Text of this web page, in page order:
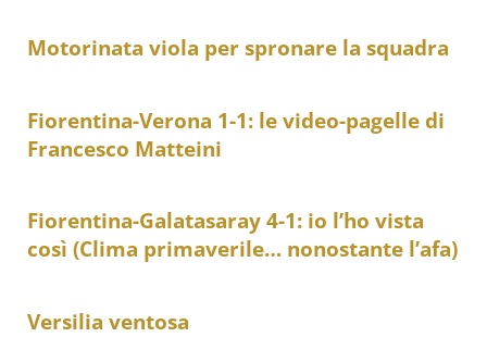
Motorinata viola per spronare la squadra
Fiorentina-Verona 1-1: le video-pagelle di
Francesco Matteini
Fiorentina-Galatasaray 4-1: io l’ho vista
così (Clima primaverile… nonostante l’afa)
Versilia ventosa